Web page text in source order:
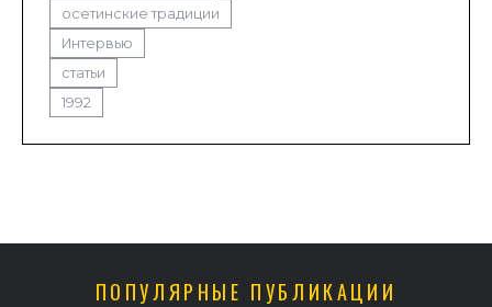
осетинские традиции
Интервью
статьи
1992
ПОПУЛЯРНЫЕ ПУБЛИКАЦИИ